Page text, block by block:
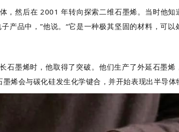
，然后在 2001 年转向探索二维石墨烯。当时他知
产品中，”他说。“它是一种极其坚固的材料，可以
石墨烯时，他取得了突破。他们生产了外延石墨烯
烯会与碳化硅发生化学键合，并开始表现出半导体